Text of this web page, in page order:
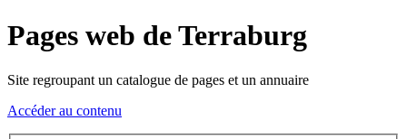
Pages web de Terraburg
Site regroupant un catalogue de pages et un annuaire
Accéder au contenu